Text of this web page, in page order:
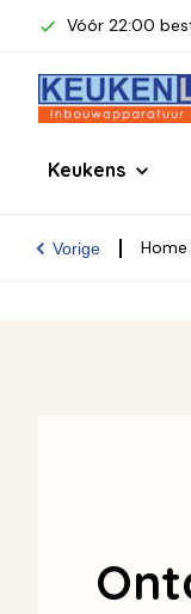
Vóór 22:00
Keukens
Vorige Home